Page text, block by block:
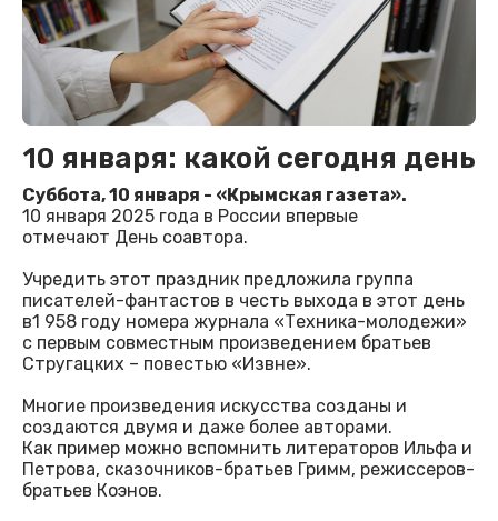
10 января: какой сегодня день
Суббота, 10 января - «Крымская газета».
10 января 2025 года в России впервые
отмечают День соавтора.
Учредить этот праздник предложила группа
писателей-фантастов в честь выхода в этот день
в1 958 году номера журнала «Техника-молодежи»
с первым совместным произведением братьев
Стругацких – повестью «Извне».
Многие произведения искусства созданы и
создаются двумя и даже более авторами.
Как пример можно вспомнить литераторов Ильфа и
Петрова, сказочников-братьев Гримм, режиссеров-
братьев Коэнов.